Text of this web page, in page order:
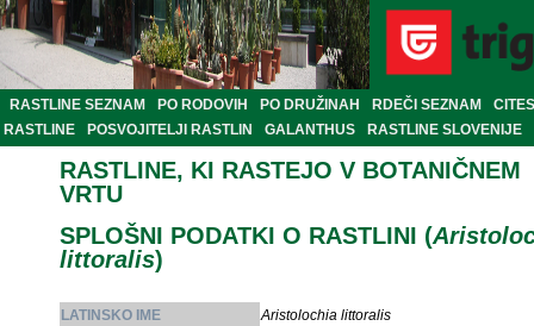
RASTLINE SEZNAM PO RODOVIH PO DRUŽINAH RDEČI SEZNAM
CITES
RASTLINE
POSVOJITELJI RASTLIN GALANTHUS RASTLINE SLOVENIJE
RASTLINE, KI RASTEJO V BOTANIČNEM
VRTU
SPLOŠNI PODATKI O RASTLINI (
littoralis)
LATINSKO IME
Aristolochia littoralis